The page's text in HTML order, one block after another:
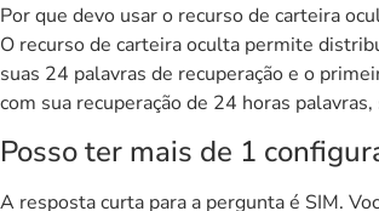
Por que devo usar o recurso de carteira
O recurso de carteira oculta permite
suas 24 palavras de recuperação e o
com sua recuperação de 24 horas
Posso ter mais de 1
A resposta curta para a pergunta é SIM.